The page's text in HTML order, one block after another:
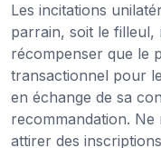
Les incitations
parrain, soit le filleul,
récompenser que le
transactionnel pour
en échange de sa
recommandation.
attirer des